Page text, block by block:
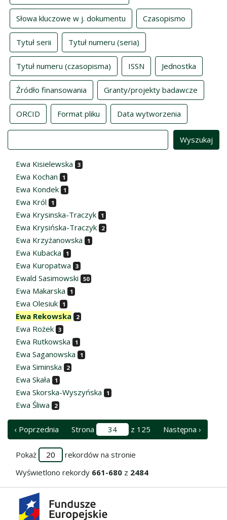
Słowa kluczowe w j. dokumentu Czasopismo
Tytuł serii Tytuł numeru (seria)
Tytuł numeru (czasopisma) ISSN Jednostka
Źródło finansowania Granty/projekty badawcze
ORCID Format pliku Data wytworzenia
Ewa Kisielewska 3
Ewa Kochan 1
Ewa Kondek 1
Ewa Król 1
Ewa Krysinska-Traczyk 1
Ewa Krysińska-Traczyk 2
Ewa Krzyżanowska 1
Ewa Kubacka 1
Ewa Kuropatwa 3
Ewald Sasimowski 50
Ewa Makarska 1
Ewa Olesiuk 1
Ewa Rekowska 2
Ewa Rożek 3
Ewa Rutkowska 1
Ewa Saganowska 1
Ewa Siminska 2
Ewa Skała 1
Ewa Skorska-Wyszyńska 1
Ewa Śliwa 2
‹ Poprzednia Strona z 125 Następna ›
Pokaż
rekordów na stronie
Wyświetlono rekordy 661-680 z 2484